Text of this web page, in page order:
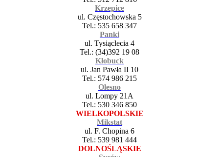
Krzepice
ul. Częstochowska 5
Tel.: 535 658 347
Panki
ul. Tysiąclecia 4
Tel.: (34)392 19 08
Kłobuck
ul. Jan Pawła II 10
Tel.: 574 986 215
Olesno
ul. Lompy 21A
Tel.: 530 346 850
WIELKOPOLSKIE
Mikstat
ul. F. Chopina 6
Tel.: 539 981 444
DOLNOŚLĄSKIE